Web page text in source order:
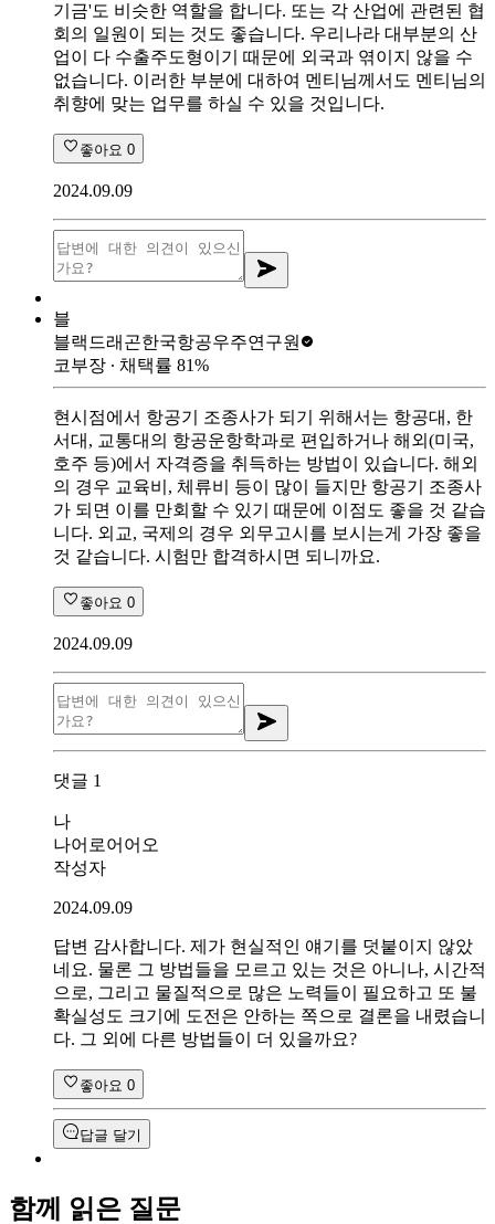
기금'도 비슷한 역할을 합니다. 또는 각 산업에 관련된 협
회의 일원이 되는 것도 좋습니다. 우리나라 대부분의 산
업이 다 수출주도형이기 때문에 외국과 엮이지 않을 수
없습니다. 이러한 부분에 대하여 멘티님께서도 멘티님의
취향에 맞는 업무를 하실 수 있을 것입니다.
좋아요 0
2024.09.09
블
블랙드래곤한국항공우주연구원
코부장 ∙ 채택률 81%
현시점에서 항공기 조종사가 되기 위해서는 항공대, 한
서대, 교통대의 항공운항학과로 편입하거나 해외(미국,
호주 등)에서 자격증을 취득하는 방법이 있습니다. 해외
의 경우 교육비, 체류비 등이 많이 들지만 항공기 조종사
가 되면 이를 만회할 수 있기 때문에 이점도 좋을 것 같습
니다. 외교, 국제의 경우 외무고시를 보시는게 가장 좋을
것 같습니다. 시험만 합격하시면 되니까요.
좋아요 0
2024.09.09
댓글 1
나
나어로어어오
작성자
2024.09.09
답변 감사합니다. 제가 현실적인 얘기를 덧붙이지 않았
네요. 물론 그 방법들을 모르고 있는 것은 아니나, 시간적
으로, 그리고 물질적으로 많은 노력들이 필요하고 또 불
확실성도 크기에 도전은 안하는 쪽으로 결론을 내렸습니
다. 그 외에 다른 방법들이 더 있을까요?
좋아요 0
답글 달기
함께 읽은 질문